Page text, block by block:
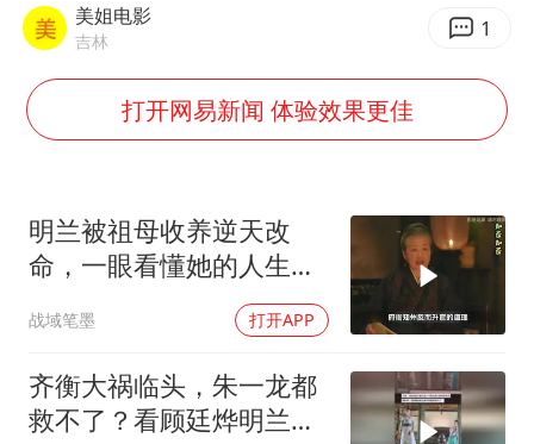
余承东口误将24999元电脑报成2499
李嫣近照曝光
美姐电影
吉林 1
打开网易新闻 体验效果更佳
明兰被祖母收养逆天改
命，一眼看懂她的人生转
战域笔墨 打开APP
齐衡大祸临头，朱一龙都
救不了？看顾廷烨明兰怎